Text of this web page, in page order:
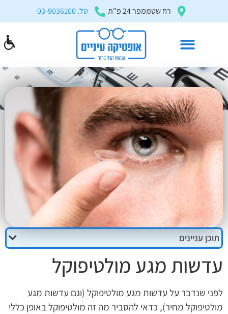
זֶה
"המרכז
הישראלי
לְהַנְגָּשָׁת
אָתָרִים".
הַמְּסַיַּעַת
לִנְגִישׁוּת
הָאֲתָר.
לִפְתִיחַת
תַּפְרִיט
הֵנְּגִישׁוּת
לְחַץ
ALT+0
רח שטממפר 24 פ"ת טל. 03-9036100
עדשות מגע מולטיפוקל
דף הבית »עדשות מגע»עדשות מגע מולטיפוקל
תוכן עניינים
עדשות מגע מולטיפוקל
לפני שנדבר על עדשות מגע מולטיפוקל (וגם עדשות מגע
מולטיפוקל מחיר), כדאי להסביר מה זה מולטיפוקל באופן כללי